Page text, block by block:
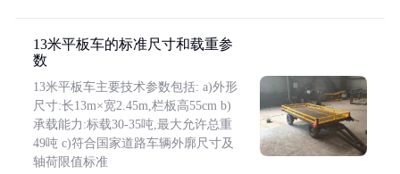
13米平板车的标准尺寸和载重参
数
13米平板车主要技术参数包括: a)外形
尺寸:长13m×宽2.45m,栏板高55cm b)
承载能力:标载30-35吨,最大允许总重
49吨 c)符合国家道路车辆外廓尺寸及
轴荷限值标准